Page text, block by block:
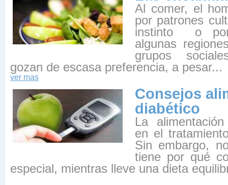
Al comer, el
por patrones
instinto o
algunas
grupos
gozan de escasa preferencia, a pesar...
ver mas
Consejos
diabético
La
en el
Sin embargo,
tiene por qué
especial, mientras lleve una dieta